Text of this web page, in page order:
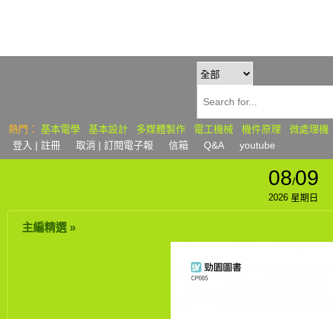
熱門： 基本電學 基本設計 多媒體製作 電工機械 機件原理 微處理機
登入 | 註冊 取消 | 訂閱電子報 信箱 Q&A youtube
08/09
2026 星期日
主編精選 »